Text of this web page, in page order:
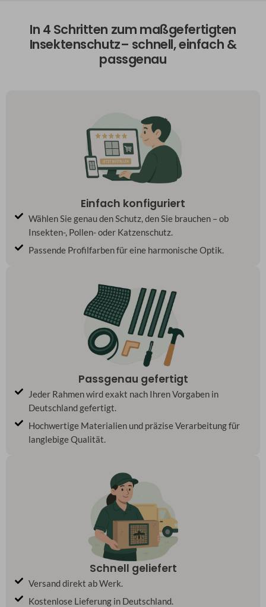
In 4 Schritten zum maßgefertigten
Insektenschutz– schnell, einfach &
passgenau
Einfach konfiguriert
Wählen Sie genau den Schutz, den Sie brauchen – ob
Insekten-, Pollen- oder Katzenschutz.
Passende Profilfarben für eine harmonische Optik.
Passgenau gefertigt
Jeder Rahmen wird exakt nach Ihren Vorgaben in
Deutschland gefertigt.
Hochwertige Materialien und präzise Verarbeitung für
langlebige Qualität.
Schnell geliefert
Versand direkt ab Werk.
Kostenlose Lieferung in Deutschland.